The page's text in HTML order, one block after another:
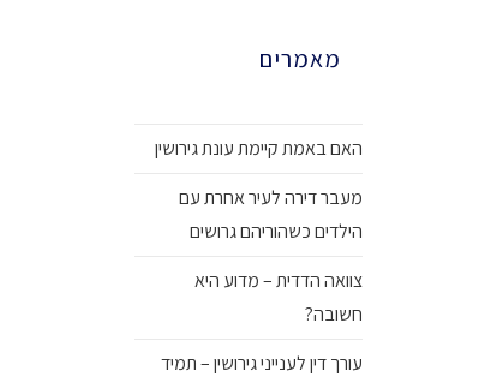
מאמרים
האם באמת קיימת עונת גירושין
מעבר דירה לעיר אחרת עם
הילדים כשהוריהם גרושים
צוואה הדדית – מדוע היא
חשובה?
עורך דין לענייני גירושין – תמיד